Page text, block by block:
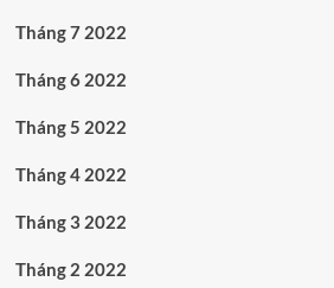
Tháng 7 2022
Tháng 6 2022
Tháng 5 2022
Tháng 4 2022
Tháng 3 2022
Tháng 2 2022